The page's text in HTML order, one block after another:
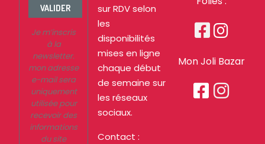
VALIDER
Je m’inscris
à la
newsletter.
mon adresse
e-mail sera
uniquement
utilisée pour
recevoir des
informations
du site
sur RDV selon
les
disponibilités
mises en ligne
chaque début
de semaine sur
les réseaux
sociaux.
Contact :
 
Mon Joli Bazar
 